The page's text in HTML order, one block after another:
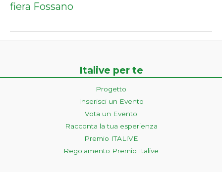
fiera Fossano
Italive per te
Progetto
Inserisci un Evento
Vota un Evento
Racconta la tua esperienza
Premio ITALIVE
Regolamento Premio Italive